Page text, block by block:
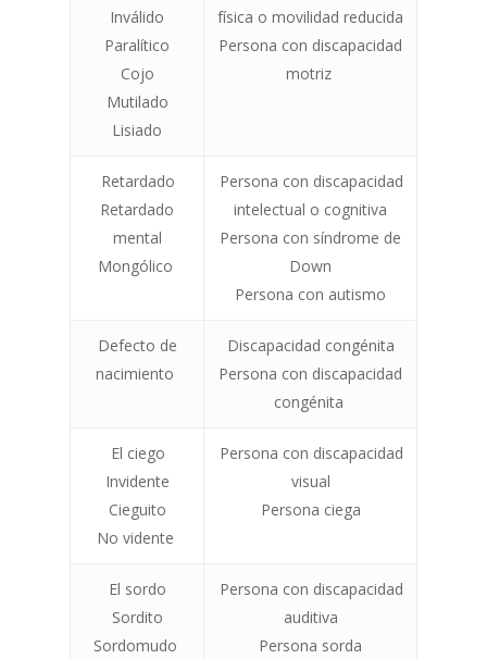
Inválido
Paralítico
Cojo
Mutilado
Lisiado
física o movilidad reducida
Persona con discapacidad
motriz
Retardado
Retardado
mental
Mongólico
Persona con discapacidad
intelectual o cognitiva
Persona con síndrome de
Down
Persona con autismo
Defecto de
nacimiento
Discapacidad congénita
Persona con discapacidad
congénita
El ciego
Invidente
Cieguito
No vidente
Persona con discapacidad
visual
Persona ciega
El sordo
Sordito
Sordomudo
Persona con discapacidad
auditiva
Persona sorda